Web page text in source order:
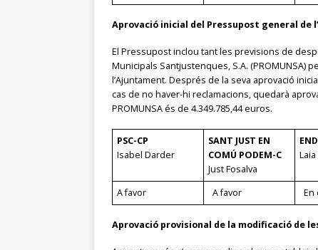
Aprovació inicial del Pressupost general de
El Pressupost inclou tant les previsions de
Municipals Santjustenques, S.A. (PROMUNSA)
l’Ajuntament. Després de la seva aprovació
cas de no haver-hi reclamacions, quedarà
PROMUNSA és de 4.349.785,44 euros.
PSC-CP
Isabel Darder
SANT JUST EN
COMÚ PODEM-C
Just Fosalva
A favor A favor En
Aprovació provisional de la modificació de